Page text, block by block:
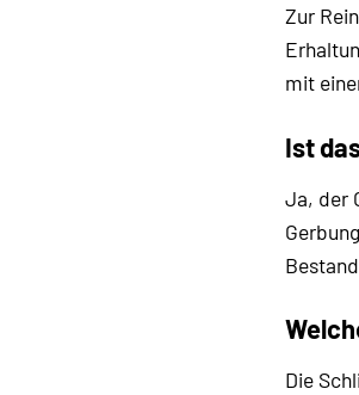
Zur
mit
Ist
Ja, der
Die